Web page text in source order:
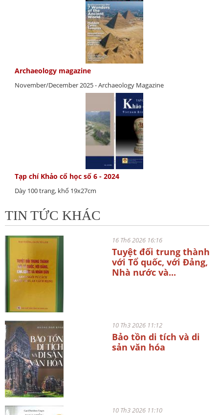
Archaeology magazine
November/December 2025 - Archaeology Magazine
Tạp chí Khảo cổ học số 6 - 2024
Dày 100 trang, khổ 19x27cm
TIN TỨC KHÁC
16 Th6 2026 16:16
Tuyệt đối trung thành
với Tổ quốc, với Đảng,
Nhà nước và...
10 Th3 2026 11:12
Bảo tồn di tích và di
sản văn hóa
10 Th3 2026 11:10